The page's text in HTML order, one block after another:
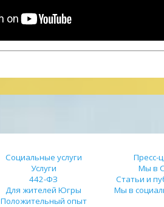
Социальные услуги
Услуги
442-ФЗ
Для жителей Югры
Положительный опыт
Пресс-
Мы в
Статьи и
Мы в